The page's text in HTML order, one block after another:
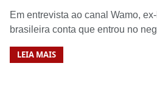
Em entrevista ao canal Wamo,
brasileira conta que entrou no
LEIA MAIS